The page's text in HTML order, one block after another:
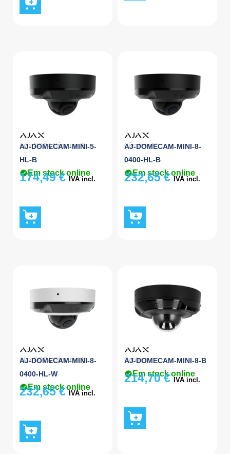
Ajax CCTV,Câmaras IP
AJ-DOMECAM-MINI-5-
HL-B
Em stock online
174,49€ IVA incl.
Câmaras IP
AJ-DOMECAM-MINI-8-
0400-HL-B
Em stock online
232,65€ IVA incl.
Ajax CCTV,Câmaras IP
AJ-DOMECAM-MINI-8-
0400-HL-W
Em stock online
232,65€ IVA incl.
Centrais
AJ-DOMECAM-MINI-8-B
Em stock online
214,70€ IVA incl.